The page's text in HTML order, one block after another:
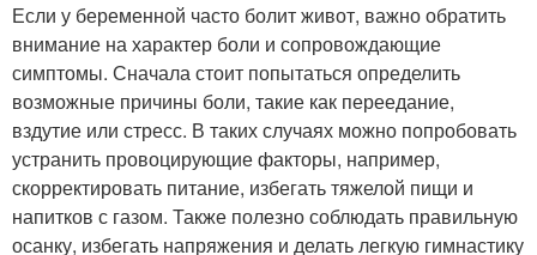
Если у беременной часто болит живот, важно обратить
внимание на характер боли и сопровождающие
симптомы. Сначала стоит попытаться определить
возможные причины боли, такие как переедание,
вздутие или стресс. В таких случаях можно попробовать
устранить провоцирующие факторы, например,
скорректировать питание, избегать тяжелой пищи и
напитков с газом. Также полезно соблюдать правильную
осанку, избегать напряжения и делать легкую гимнастику